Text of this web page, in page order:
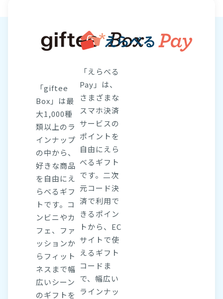
「giftee
Box」は最
大1,000種
類以上のラ
インナップ
の中から、
好きな商品
を自由にえ
らべるギフ
トです。コ
ンビニやカ
フェ、ファ
ッションか
らフィット
ネスまで幅
広いシーン
のギフトを
「えらべる
Pay」は、
さまざまな
スマホ決済
サービスの
ポイントを
自由にえら
べるギフト
です。二次
元コード決
済で利用で
きるポイン
トから、EC
サイトで使
えるギフト
コードま
で、幅広い
ラインナッ